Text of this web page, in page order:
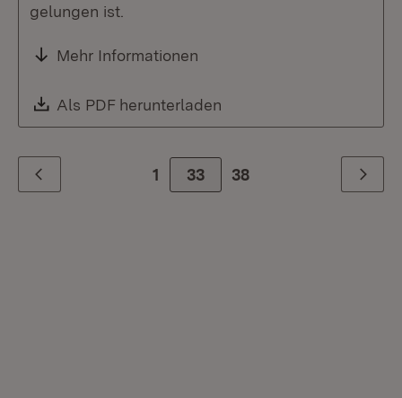
gelungen ist.
Mehr Informationen
Download:
Als PDF herunterladen
Zurück 1 Zur Seite
33 38 Weiter